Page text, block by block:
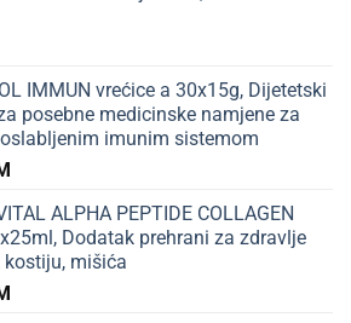
IMMUN vrećice a 30x15g, Dijetetski
posebne medicinske namjene za
imunim sistemom
ALPHA PEPTIDE COLLAGEN
Dodatak prehrani za zdravlje
kostiju, mišića